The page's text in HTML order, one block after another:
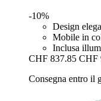
-10%
Design
Mobile in
Inclusa
CHF 837.85 CHF
Consegna entro il